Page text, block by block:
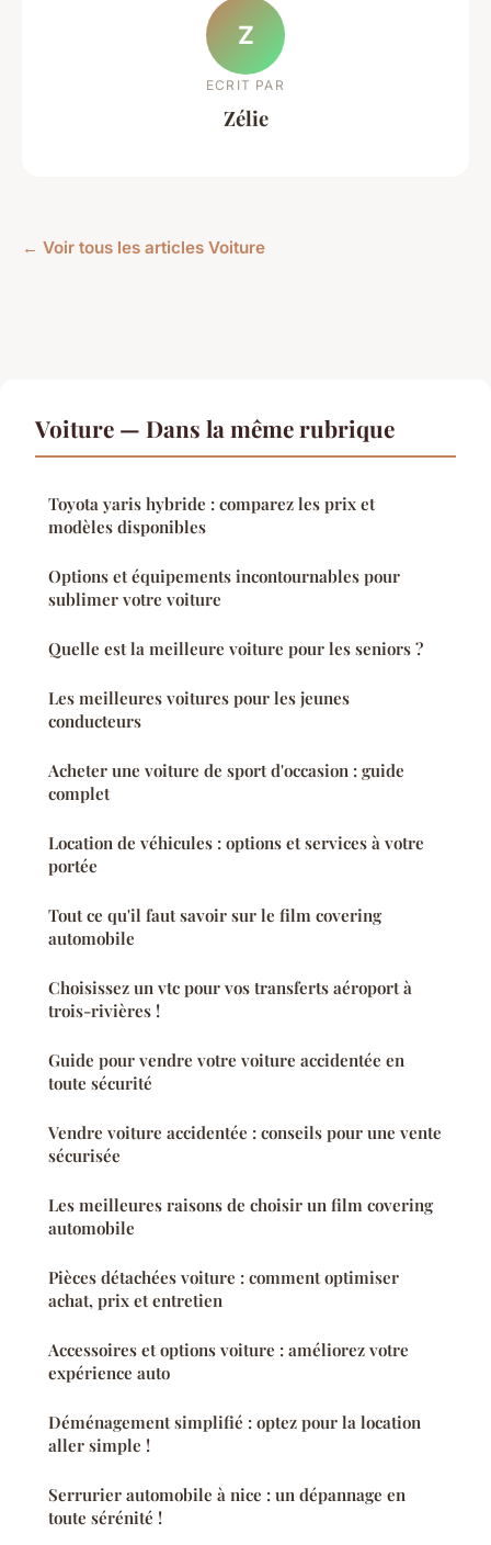
Z
ECRIT PAR
Zélie
← Voir tous les articles Voiture
Voiture — Dans la même rubrique
Toyota yaris hybride : comparez les prix et
modèles disponibles
Options et équipements incontournables pour
sublimer votre voiture
Quelle est la meilleure voiture pour les seniors ?
Les meilleures voitures pour les jeunes
conducteurs
Acheter une voiture de sport d'occasion : guide
complet
Location de véhicules : options et services à votre
portée
Tout ce qu'il faut savoir sur le film covering
automobile
Choisissez un vtc pour vos transferts aéroport à
trois-rivières !
Guide pour vendre votre voiture accidentée en
toute sécurité
Vendre voiture accidentée : conseils pour une vente
sécurisée
Les meilleures raisons de choisir un film covering
automobile
Pièces détachées voiture : comment optimiser
achat, prix et entretien
Accessoires et options voiture : améliorez votre
expérience auto
Déménagement simplifié : optez pour la location
aller simple !
Serrurier automobile à nice : un dépannage en
toute sérénité !